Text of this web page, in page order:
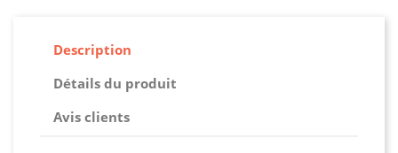
Description
Détails du produit
Avis clients